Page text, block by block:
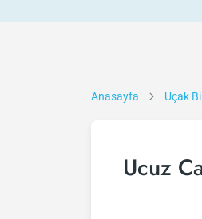
Anasayfa Uçak
Ucuz